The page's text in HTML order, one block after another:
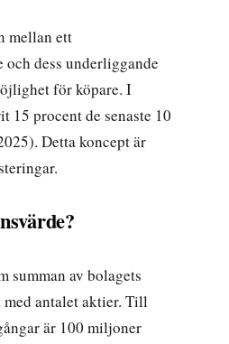
mellan ett
dess underliggande
för köpare. I
15 procent de senaste 10
Detta koncept är
summan av bolagets
antalet aktier. Till
är 100 miljoner